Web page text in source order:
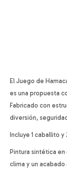
El Juego de
es una propuesta
Fabricado con
diversión,
Incluye 1 caballito y
Pintura sintética
clima y un